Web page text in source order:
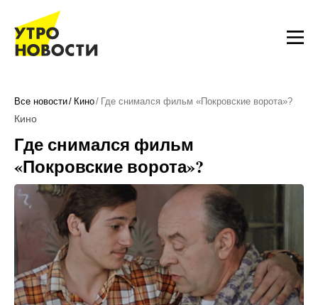
Все новости Кино Где снимался фильм «Покровские ворота»?
Кино
Где снимался фильм
«Покровские ворота»?